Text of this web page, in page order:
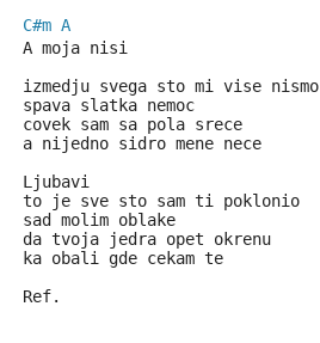
C#m A
A moja nisi
izmedju svega sto mi vise nismo
spava slatka nemoc
covek sam sa pola srece
a nijedno sidro mene nece
Ljubavi
to je sve sto sam ti poklonio
sad molim oblake
da tvoja jedra opet okrenu
ka obali gde cekam te
Ref.